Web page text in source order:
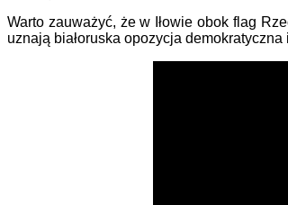
Warto zauważyć, że w Iłowie obok flag
uznają białoruska opozycja